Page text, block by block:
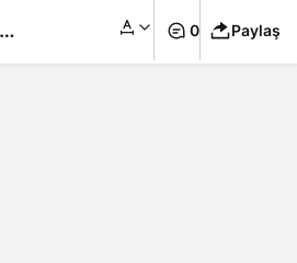
0 Paylaş